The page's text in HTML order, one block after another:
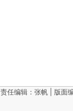
责任编辑：张帆 | 版面